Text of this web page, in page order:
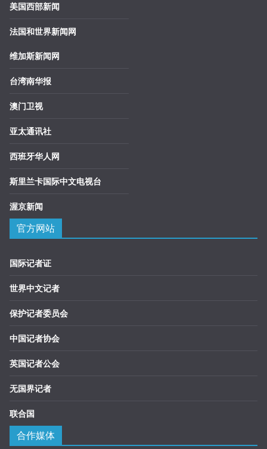
美国西部新闻
法国和世界新闻网
维加斯新闻网
台湾南华报
澳门卫视
亚太通讯社
西班牙华人网
斯里兰卡国际中文电视台
渥京新闻
官方网站
国际记者证
世界中文记者
保护记者委员会
中国记者协会
英国记者公会
无国界记者
联合国
合作媒体